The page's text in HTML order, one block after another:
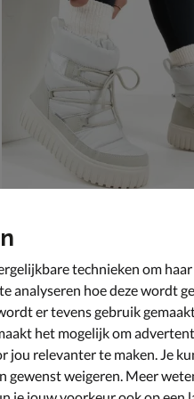
Antarctica
€ 119,99
119,99
technieken om
analyseren hoe deze wordt
er tevens gebruik
het mogelijk om
jou relevanter te maken. Je
weigeren. Meer